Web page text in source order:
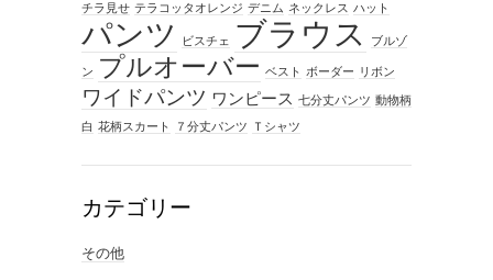
チラ見せ テラコッタオレンジ デニム ネックレス ハット
パンツ ビスチェ ブラウス ブルゾ
ン プルオーバー ベスト ボーダー リボン
ワイドパンツ ワンピース 七分丈パンツ 動物柄
白 花柄スカート ７分丈パンツ Ｔシャツ
カテゴリー
その他